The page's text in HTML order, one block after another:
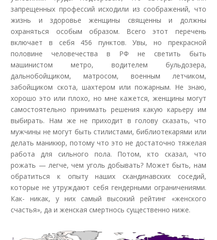
запрещенных профессий исходили из соображений, что
жизнь и здоровье женщины священны и должны
охраняться особым образом. Всего этот перечень
включает в себя 456 пунктов. Увы, но прекрасной
половине человечества в РФ не светить быть
машинистом метро, водителем бульдозера,
дальнобойщиком, матросом, военным летчиком,
забойщиком скота, шахтером или пожарным. Не знаю,
хорошо это или плохо, но мне кажется, женщины могут
самостоятельно принимать решения какую карьеру им
выбирать. Нам же не приходит в голову сказать, что
мужчины не могут быть стилистами, библиотекарями или
делать маникюр, потому что это не достаточно тяжелая
работа для сильного пола. Потом, кто сказал, что
рожать — легче, чем уголь добывать? Может быть, нам
обратиться к опыту наших скандинавских соседий,
которые не утруждают себя гендерными ограничениями.
Как- никак, у них самый высокий рейтинг «женского
счастья», да и женская смертнось существенно ниже.